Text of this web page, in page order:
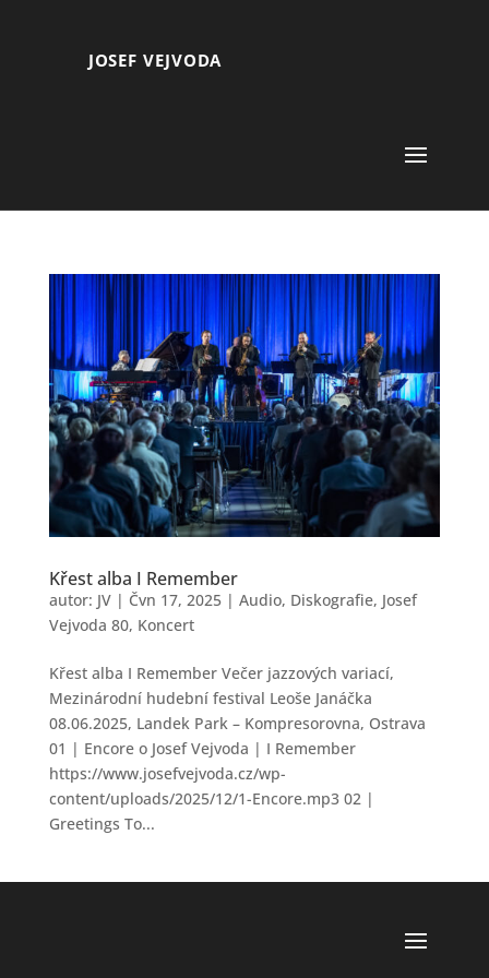
JOSEF VEJVODA
Křest alba I Remember
autor: JV| Čvn 17, 2025| Audio, Diskografie, Josef
Vejvoda 80, Koncert
Křest alba I Remember Večer jazzových variací,
Mezinárodní hudební festival Leoše Janáčka
08.06.2025, Landek Park – Kompresorovna, Ostrava
01 | Encore o Josef Vejvoda | I Remember
https://www.josefvejvoda.cz/wp-
content/uploads/2025/12/1-Encore.mp3 02 |
Greetings To...